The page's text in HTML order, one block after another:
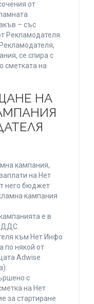
от
– със
Рекламодателя.
се спира с
сметката на
НА
кампания,
на Нет
него бюджет
кампания
е в
ДДС.
към Нет Инфо
по някой от
Adwise
с
на Нет
за стартиране